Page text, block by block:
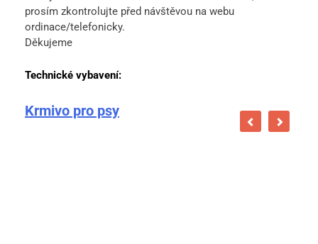
prosím zkontrolujte před návštěvou na webu
ordinace/telefonicky.
Děkujeme
Technické vybavení:
Krmivo pro psy